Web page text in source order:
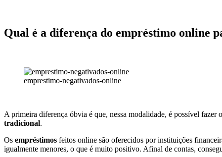
Qual é a diferença do empréstimo online
emprestimo-negativados-online
A primeira diferença óbvia é que, nessa modalidade, é possível fazer
tradicional.
Os empréstimos feitos online são oferecidos por instituições
igualmente menores, o que é muito positivo. Afinal de contas,